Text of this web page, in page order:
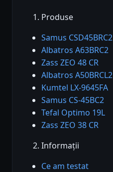
Produse
Samus CSD45BRC2
Albatros A63BRC2
Zass ZEO 48 CR
Albatros A50BRCL2
Kumtel LX-9645FA
Samus CS-45BC2
Tefal Optimo 19L
Zass ZEO 38 CR
Informații
Ce am testat